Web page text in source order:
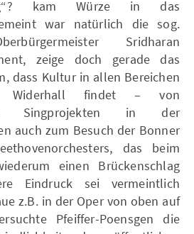
kam Würze in das
war natürlich die sog.
Sridharan
zeige doch gerade das
dass Kultur in allen Bereichen
Widerhall findet – von
Singprojekten in der
auch zum Besuch der Bonner
das beim
einen Brückenschlag
Eindruck sei vermeintlich
z.B. in der Oper von oben auf
Pfeiffer-Poensgen die